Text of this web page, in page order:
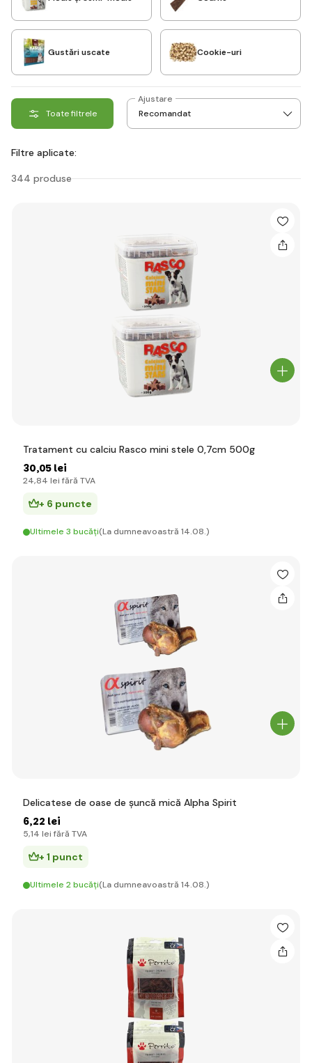
Gustări uscate Cookie-uri
Toate filtrele
Ajustare
Filtre aplicate:
344 produse
Tratament cu calciu Rasco mini stele 0,7cm 500g
30,05 lei
24,84 lei fără TVA
+ 6 puncte
Ultimele 3 bucăți(La dumneavoastră 14.08.)
Delicatese de oase de șuncă mică Alpha Spirit
6,22 lei
5,14 lei fără TVA
+ 1 punct
Ultimele 2 bucăți(La dumneavoastră 14.08.)